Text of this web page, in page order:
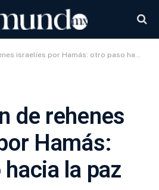
por Hamás: otro paso hacia la paz en Gaza
de rehenes
Hamás:
la paz